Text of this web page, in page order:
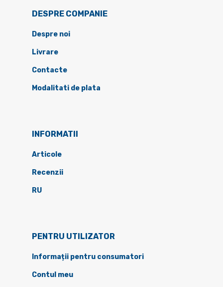
DESPRE COMPANIE
Despre noi
Livrare
Contacte
Modalitati de plata
INFORMATII
Articole
Recenzii
RU
PENTRU UTILIZATOR
Informații pentru consumatori
Contul meu